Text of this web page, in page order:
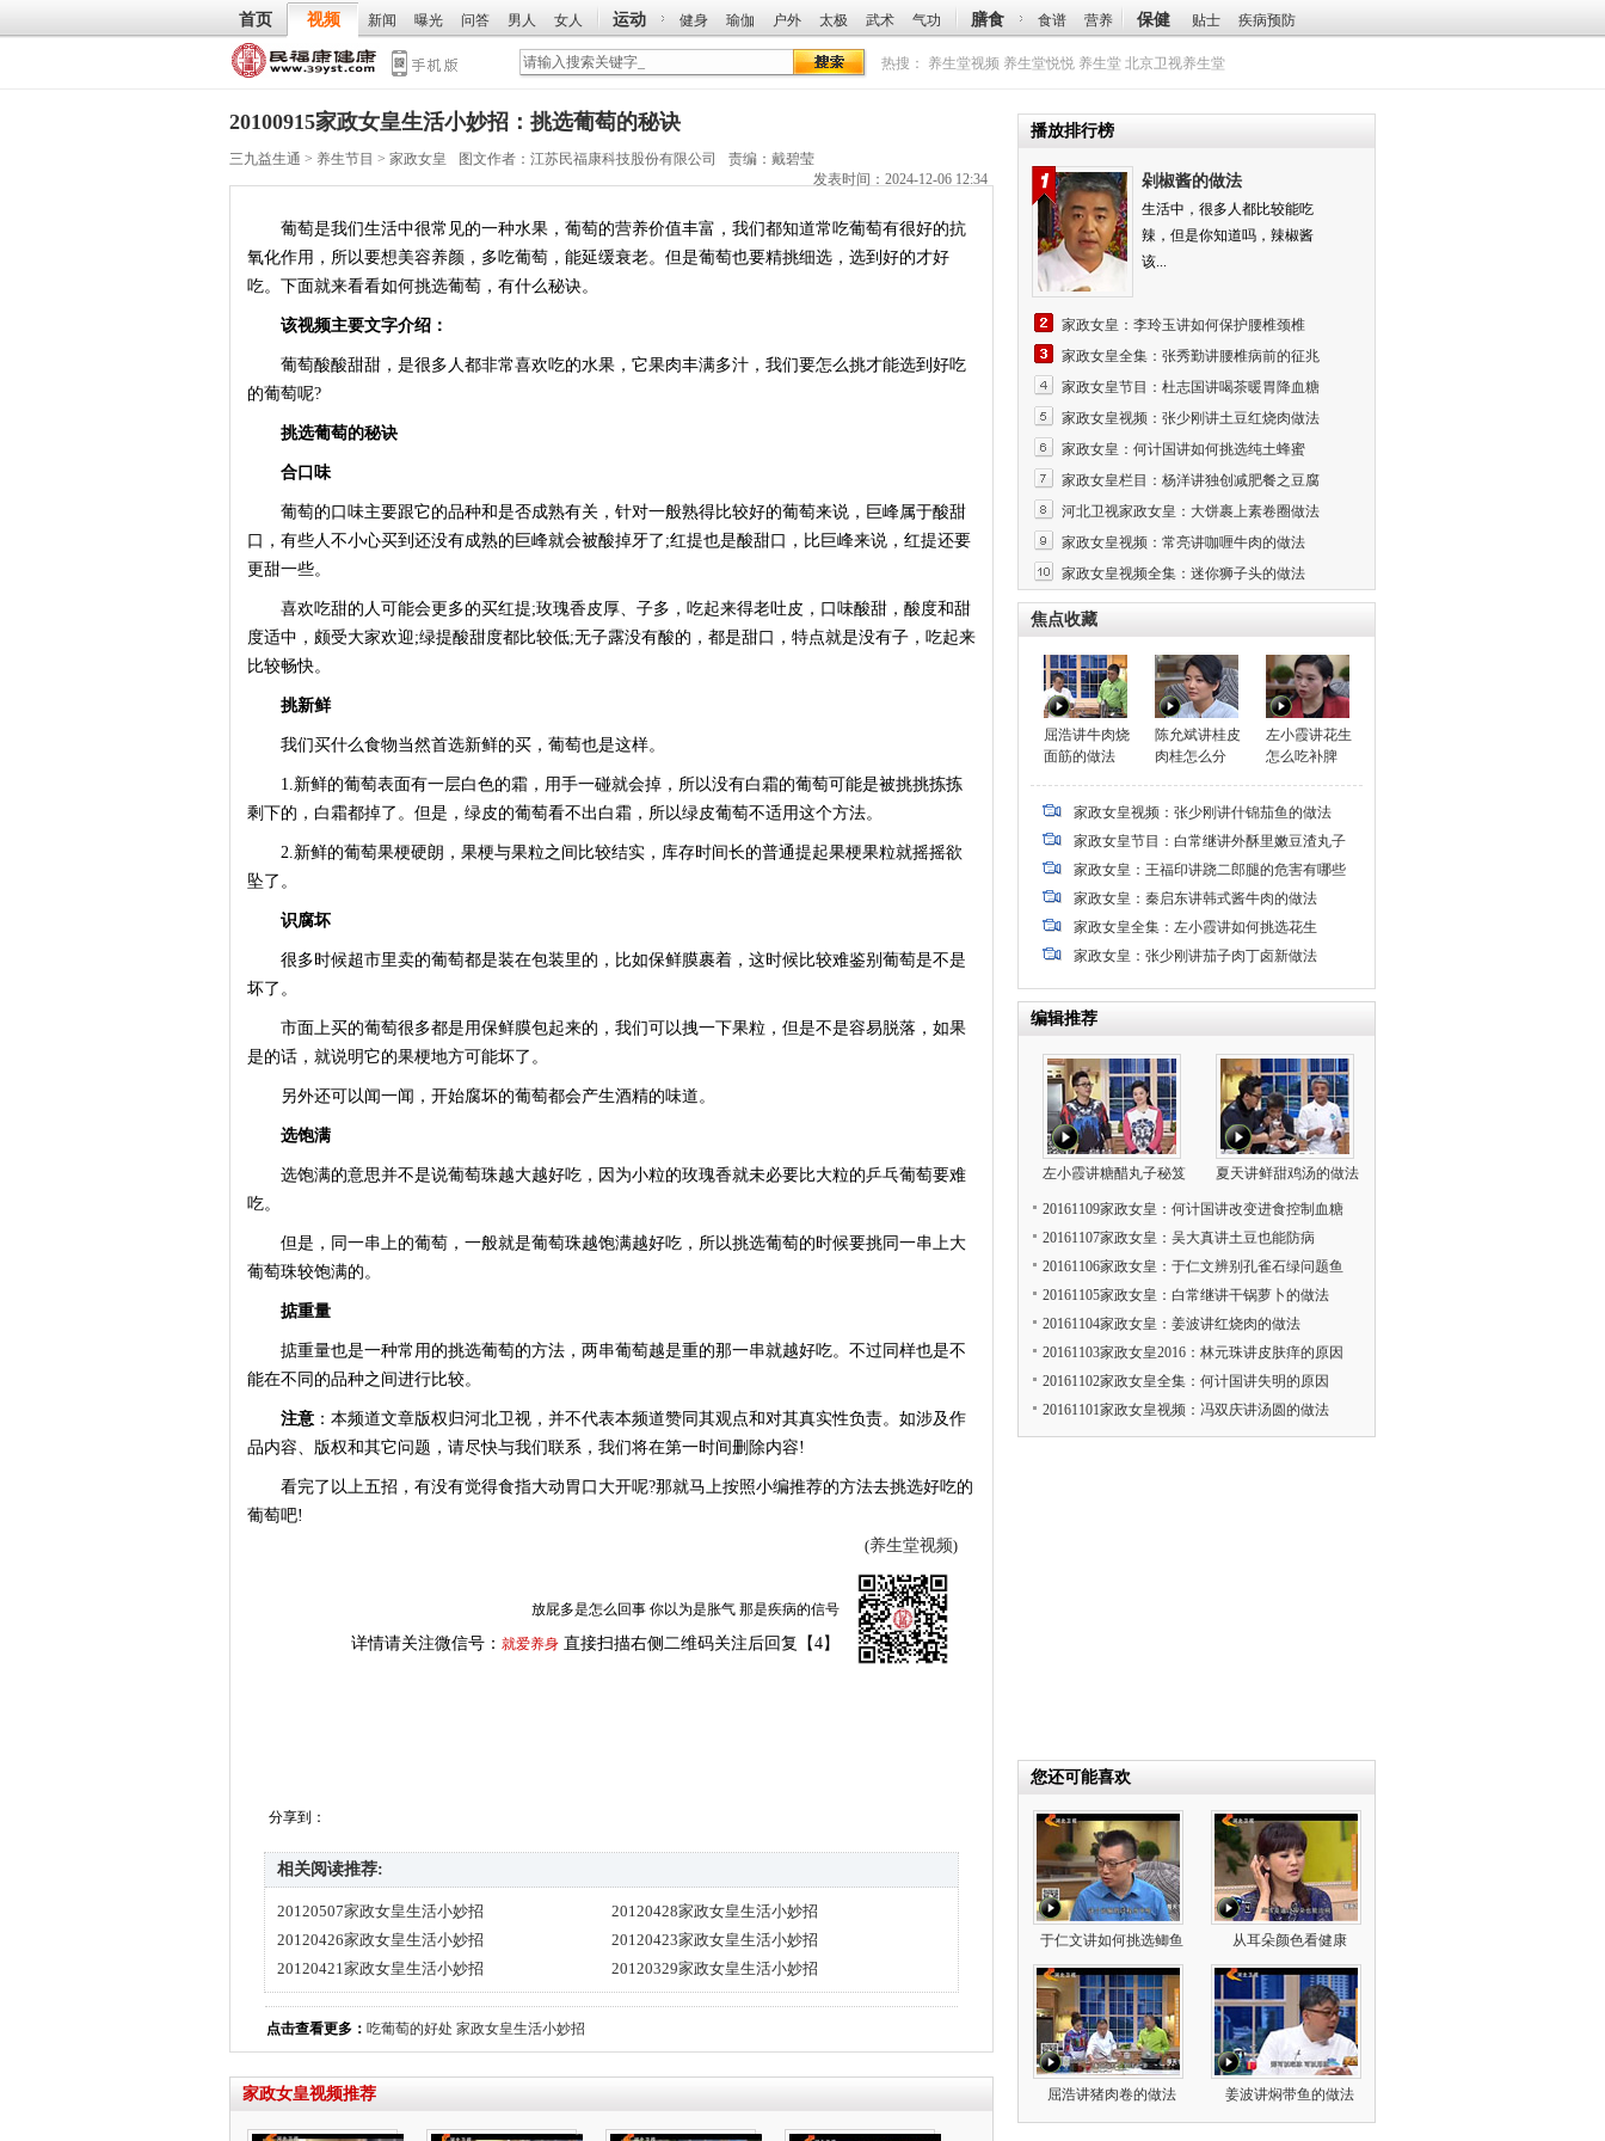
首页 视频 新闻 曝光 问答 男人 女人 运动 健身 瑜伽 户外 太极 武术 气功 膳食 食谱 营养 保健 贴士 疾病预防
热搜： 养生堂视频 养生堂悦悦 养生堂 北京卫视养生堂
20100915家政女皇生活小妙招：挑选葡萄的秘诀
三九益生通 > 养生节目 > 家政女皇 图文作者： 江苏民福康科技股份有限公司
责编：戴碧莹
发表时间：2024-12-06 12:34
葡萄是我们生活中很常见的一种水果，葡萄的营养价值丰富，我们都知道常吃葡萄有很好的抗
氧化作用，所以要想美容养颜，多吃葡萄，能延缓衰老。但是葡萄也要精挑细选，选到好的才好
吃。下面就来看看如何挑选葡萄，有什么秘诀。
该视频主要文字介绍：
葡萄酸酸甜甜，是很多人都非常喜欢吃的水果，它果肉丰满多汁，我们要怎么挑才能选到好吃
的葡萄呢?
挑选葡萄的秘诀
合口味
葡萄的口味主要跟它的品种和是否成熟有关，针对一般熟得比较好的葡萄来说，巨峰属于酸甜
口，有些人不小心买到还没有成熟的巨峰就会被酸掉牙了;红提也是酸甜口，比巨峰来说，红提还要
更甜一些。
喜欢吃甜的人可能会更多的买红提;玫瑰香皮厚、子多，吃起来得老吐皮，口味酸甜，酸度和甜
度适中，颇受大家欢迎;绿提酸甜度都比较低;无子露没有酸的，都是甜口，特点就是没有子，吃起来
比较畅快。
挑新鲜
我们买什么食物当然首选新鲜的买，葡萄也是这样。
1.新鲜的葡萄表面有一层白色的霜，用手一碰就会掉，所以没有白霜的葡萄可能是被挑挑拣拣
剩下的，白霜都掉了。但是，绿皮的葡萄看不出白霜，所以绿皮葡萄不适用这个方法。
2.新鲜的葡萄果梗硬朗，果梗与果粒之间比较结实，库存时间长的普通提起果梗果粒就摇摇欲
坠了。
识腐坏
很多时候超市里卖的葡萄都是装在包装里的，比如保鲜膜裹着，这时候比较难鉴别葡萄是不是
坏了。
市面上买的葡萄很多都是用保鲜膜包起来的，我们可以拽一下果粒，但是不是容易脱落，如果
是的话，就说明它的果梗地方可能坏了。
另外还可以闻一闻，开始腐坏的葡萄都会产生酒精的味道。
选饱满
选饱满的意思并不是说葡萄珠越大越好吃，因为小粒的玫瑰香就未必要比大粒的乒乓葡萄要难
吃。
但是，同一串上的葡萄，一般就是葡萄珠越饱满越好吃，所以挑选葡萄的时候要挑同一串上大
葡萄珠较饱满的。
掂重量
掂重量也是一种常用的挑选葡萄的方法，两串葡萄越是重的那一串就越好吃。不过同样也是不
能在不同的品种之间进行比较。
注意 ：本频道文章版权归河北卫视，并不代表本频道赞同其观点和对其真实性负责。如涉及作
品内容、版权和其它问题，请尽快与我们联系，我们将在第一时间删除内容!
看完了以上五招，有没有觉得食指大动胃口大开呢?那就马上按照小编推荐的方法去挑选好吃的
葡萄吧!
(养生堂视频)
放屁多是怎么回事 你以为是胀气 那是疾病的信号
详情请关注微信号： 就爱养身 直接扫描右侧二维码关注后回复【4】
分享到：
相关阅读推荐:
20120507家政女皇生活小妙招
20120428家政女皇生活小妙招
20120426家政女皇生活小妙招
20120423家政女皇生活小妙招
20120421家政女皇生活小妙招
20120329家政女皇生活小妙招
点击查看更多： 吃葡萄的好处 家政女皇生活小妙招
家政女皇视频推荐
播放排行榜
剁椒酱的做法
生活中，很多人都比较能吃
辣，但是你知道吗，辣椒酱
该...
家政女皇：李玲玉讲如何保护腰椎颈椎
家政女皇全集：张秀勤讲腰椎病前的征兆
家政女皇节目：杜志国讲喝茶暖胃降血糖
家政女皇视频：张少刚讲土豆红烧肉做法
家政女皇：何计国讲如何挑选纯土蜂蜜
家政女皇栏目：杨洋讲独创减肥餐之豆腐
河北卫视家政女皇：大饼裹上素卷圈做法
家政女皇视频：常亮讲咖喱牛肉的做法
家政女皇视频全集：迷你狮子头的做法
焦点收藏
屈浩讲牛肉烧
面筋的做法
陈允斌讲桂皮
肉桂怎么分
左小霞讲花生
怎么吃补脾
家政女皇视频：张少刚讲什锦茄鱼的做法
家政女皇节目：白常继讲外酥里嫩豆渣丸子
家政女皇：王福印讲跷二郎腿的危害有哪些
家政女皇：秦启东讲韩式酱牛肉的做法
家政女皇全集：左小霞讲如何挑选花生
家政女皇：张少刚讲茄子肉丁卤新做法
编辑推荐
左小霞讲糖醋丸子秘笈 夏天讲鲜甜鸡汤的做法
20161109家政女皇：何计国讲改变进食控制血糖
20161107家政女皇：吴大真讲土豆也能防病
20161106家政女皇：于仁文辨别孔雀石绿问题鱼
20161105家政女皇：白常继讲干锅萝卜的做法
20161104家政女皇：姜波讲红烧肉的做法
20161103家政女皇2016：林元珠讲皮肤痒的原因
20161102家政女皇全集：何计国讲失明的原因
20161101家政女皇视频：冯双庆讲汤圆的做法
您还可能喜欢
于仁文讲如何挑选鲫鱼 从耳朵颜色看健康
屈浩讲猪肉卷的做法 姜波讲焖带鱼的做法